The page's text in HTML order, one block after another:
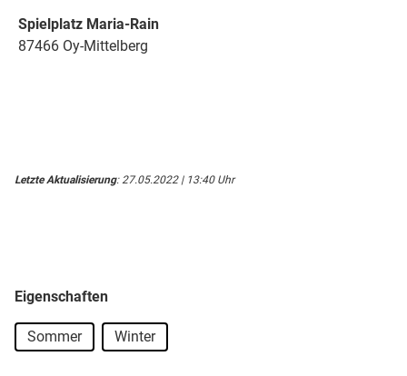
Spielplatz Maria-Rain
87466 Oy-Mittelberg
Letzte Aktualisierung: 27.05.2022 | 13:40 Uhr
Eigenschaften
Sommer Winter